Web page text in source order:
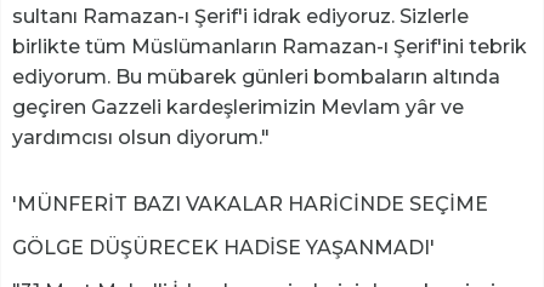
sultanı Ramazan-ı Şerif'i idrak ediyoruz. Sizlerle
birlikte tüm Müslümanların Ramazan-ı Şerif'ini tebrik
ediyorum. Bu mübarek günleri bombaların altında
geçiren Gazzeli kardeşlerimizin Mevlam yâr ve
yardımcısı olsun diyorum."
'MÜNFERİT BAZI VAKALAR HARİCİNDE SEÇİME
GÖLGE DÜŞÜRECEK HADİSE YAŞANMADI'